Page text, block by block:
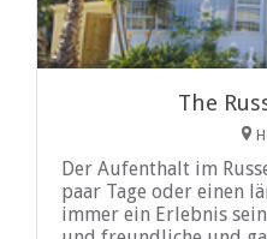
The
Der Aufenthalt im
paar Tage oder einen
immer ein Erlebnis